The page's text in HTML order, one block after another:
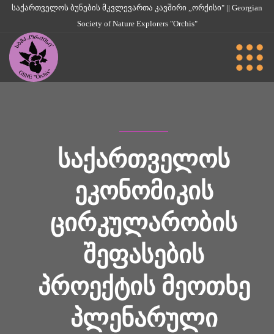
საქართველოს ბუნების მკვლევართა კავშირი „ორქისი" || Georgian
Society of Nature Explorers "Orchis"
ᲡᲐᲥᲐᲠᲗᲕᲔᲚᲝᲡ
ᲔᲙᲝᲜᲝᲛᲘᲙᲘᲡ
ᲪᲘᲠᲙᲣᲚᲐᲠᲝᲑᲘᲡ
ᲨᲔᲤᲐᲡᲔᲑᲘᲡ
ᲞᲠᲝᲔᲥᲢᲘᲡ ᲛᲔᲝᲗᲮᲔ
ᲞᲚᲔᲜᲐᲠᲣᲚᲘ